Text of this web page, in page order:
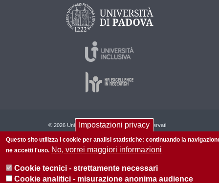
© 2026 Università di Padova - Tutti i diritti riservati
P.I. 00742430283 C.F. 80006480281
Privacy policy Informazioni su questo sito
Impostazioni privacy
Questo sito utilizza i cookie per analisi statistiche: continuando la
ne accetti l'uso. No, vorrei maggiori informazioni
Cookie tecnici - strettamente necessari
Cookie analitici - misurazione anonima audience